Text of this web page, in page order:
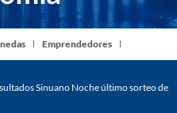
Emprendedores
Sinuano Noche último sorteo del